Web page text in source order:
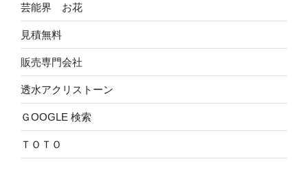
芸能界 お花
見積無料
販売専門会社
透水アクリストーン
ＧOOGLE 検索
ＴＯＴＯ